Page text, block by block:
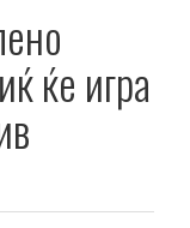
ќе игра